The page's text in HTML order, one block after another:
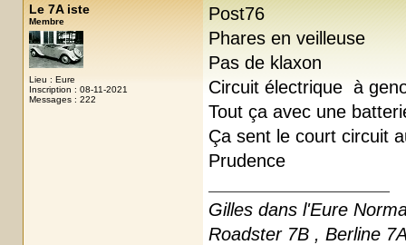
Le 7A iste
Membre
Lieu : Eure
Inscription : 08-11-2021
Messages : 222
Post76
Phares en veilleuse
Pas de klaxon
Circuit électrique à
Tout ça avec une
Ça sent le court circuit
Prudence
Gilles dans l'Eure
Roadster 7B , Berline